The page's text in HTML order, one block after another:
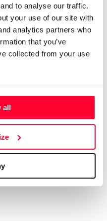
to analyse our traffic.
your use of our site with
analytics partners who
that you’ve
collected from your use
all
de aRPA”
Siempre me ha gustado
en un grupo de rock
tengo un año de piano,
muchos estilos, pero
en la que me declaro fan
del Grupo de lis Cinco.
hacía música electrónica,
estilo admiro sobre todo a